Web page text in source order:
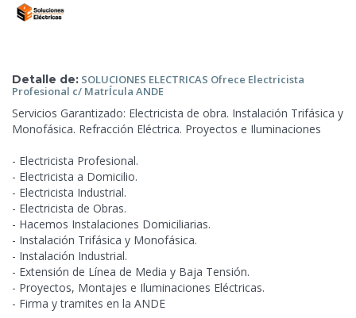
Detalle de: SOLUCIONES ELECTRICAS Ofrece Electricista
Profesional c/ MatrÍcula ANDE
Servicios Garantizado: Electricista de obra. Instalación Trifásica y
Monofásica. Refracción Eléctrica. Proyectos e Iluminaciones
- Electricista Profesional.
- Electricista a Domicilio.
- Electricista Industrial.
- Electricista de Obras.
- Hacemos Instalaciones Domiciliarias.
- Instalación Trifásica y Monofásica.
- Instalación Industrial.
- Extensión de Línea de Media y Baja Tensión.
- Proyectos, Montajes e Iluminaciones Eléctricas.
- Firma y tramites en la ANDE